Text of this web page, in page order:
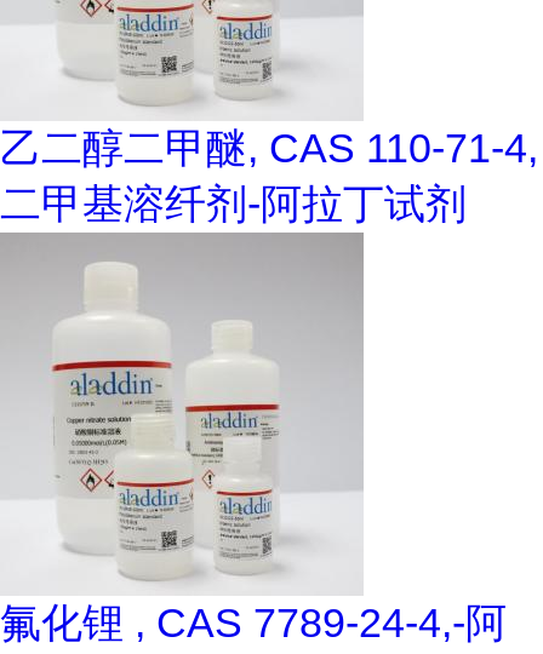
乙二醇二甲醚, CAS 110-71-4,
二甲基溶纤剂-阿拉丁试剂
氟化锂 , CAS 7789-24-4,-阿